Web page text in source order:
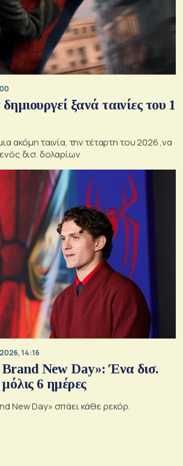
ξανά ταινίες του 1
ακόμη ταινία, την τέταρτη του 2026 ,να
δισ. δολαρίων
14:16
New Day»: Ένα δισ.
6 ημέρες
New Day» σπάει κάθε ρεκόρ.